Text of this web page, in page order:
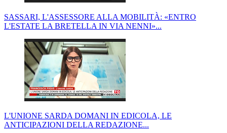
SASSARI, L'ASSESSORE ALLA MOBILITÀ: «ENTRO
L'ESTATE LA BRETELLA IN VIA NENNI»...
L'UNIONE SARDA DOMANI IN EDICOLA, LE
ANTICIPAZIONI DELLA REDAZIONE...